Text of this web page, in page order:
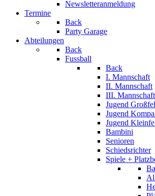
Newsletteranmeldung
Termine
Back
Party Garage
Abteilungen
Back
Fussball
Back
I. Mannschaft
II. Mannschaft
III. Mannschaft
Jugend
Jugend
Jugend
Bambini
Senioren
Schiedsrichter
Spiele +